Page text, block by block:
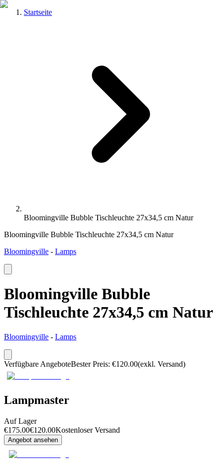
Startseite
Bloomingville Bubble Tischleuchte 27x34,5 cm Natur
Bloomingville Bubble Tischleuchte 27x34,5 cm Natur
Bloomingville - Lamps
Bloomingville Bubble
Tischleuchte 27x34,5 cm Natur
Bloomingville - Lamps
Verfügbare AngeboteBester Preis: €120.00(exkl. Versand)
Lampmaster
Auf Lager
€175.00€120.00Kostenloser Versand
Angebot ansehen